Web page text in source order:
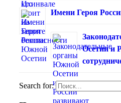
Имени Героя
Осетии и
Search for: